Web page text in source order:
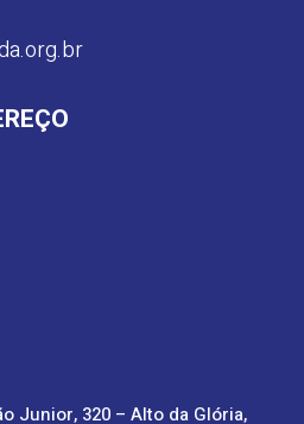
Junior, 320 – Alto da Glória,